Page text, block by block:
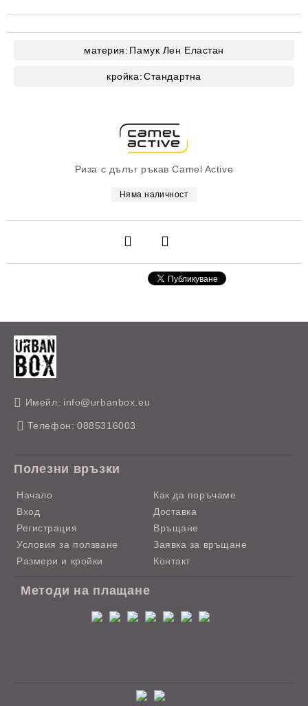
Риза с дълъг ръкав Camel Active
Няма наличност
материя: Памук Лен Еластан
кройка:Стандартна
Имейл: info@urbanbox.eu
Телефон: 0885316003
Полезни връзки
Начало
Вход
Регистрация
Условия за ползване
Размери и кройки
Как да поръчаме
Доставка
Връщане
Заявка за връщане
Контакт
Методи на плащане